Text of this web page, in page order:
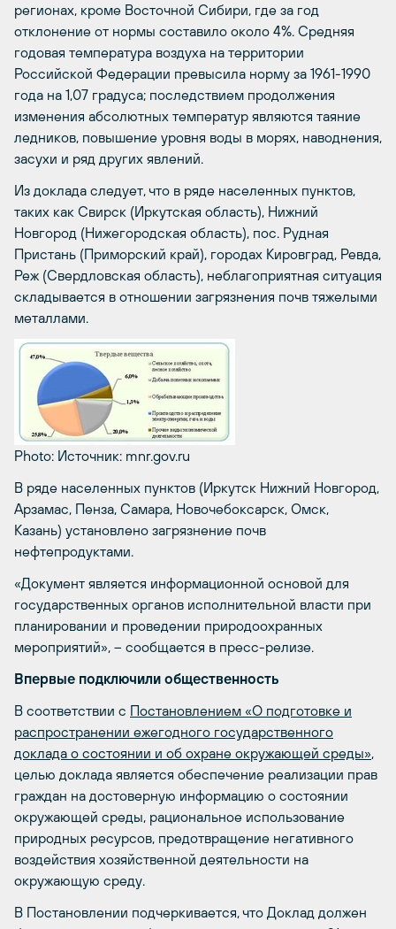
регионах, кроме Восточной Сибири, где за год
отклонение от нормы составило около 4%. Средняя
годовая температура воздуха на территории
Российской Федерации превысила норму за 1961-1990
года на 1,07 градуса; последствием продолжения
изменения абсолютных температур являются таяние
ледников, повышение уровня воды в морях, наводнения,
засухи и ряд других явлений.
Из доклада следует, что в ряде населенных пунктов,
таких как Свирск (Иркутская область), Нижний
Новгород (Нижегородская область), пос. Рудная
Пристань (Приморский край), городах Кировград, Ревда,
Реж (Свердловская область), неблагоприятная ситуация
складывается в отношении загрязнения почв тяжелыми
металлами.
Photo: Источник: mnr.gov.ru
В ряде населенных пунктов (Иркутск Нижний Новгород,
Арзамас, Пенза, Самара, Новочебоксарск, Омск,
Казань) установлено загрязнение почв
нефтепродуктами.
«Документ является информационной основой для
государственных органов исполнительной власти при
планировании и проведении природоохранных
мероприятий», – сообщается в пресс-релизе.
Впервые подключили общественность
В соответствии с Постановлением «О подготовке и
распространении ежегодного государственного
доклада о состоянии и об охране окружающей среды»,
целью доклада является обеспечение реализации прав
граждан на достоверную информацию о состоянии
окружающей среды, рациональное использование
природных ресурсов, предотвращение негативного
воздействия хозяйственной деятельности на
окружающую среду.
В Постановлении подчеркивается, что Доклад должен